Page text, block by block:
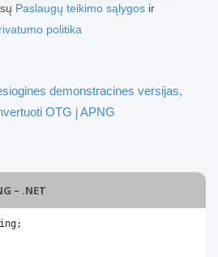
Paslaugų teikimo sąlygosir
politika
demonstracines versijas,
OTG į APNG
– .NET